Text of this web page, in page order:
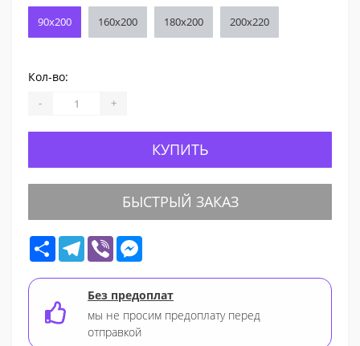
90x200 160х200 180х200 200x220
Кол-во:
- +
КУПИТЬ
БЫСТРЫЙ ЗАКАЗ
Share Telegram
Viber
Без предоплат
мы не просим предоплату перед
отправкой